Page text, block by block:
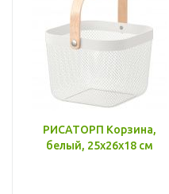
РИСАТОРП Корзина,
белый, 25x26x18 см